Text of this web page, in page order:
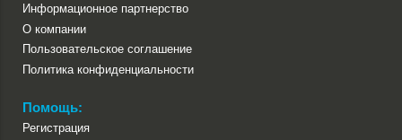
Информационное партнерство
О компании
Пользовательское соглашение
Политика конфиденциальности
Помощь:
Регистрация